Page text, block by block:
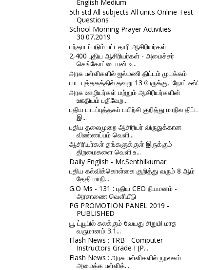
English Medium
5th std All subjects All units Online Test
Questions
School Morning Prayer Activities -
30.07.2019
பந்தாடப்படும் பட்டதாரி ஆசிரியர்கள்
2,400 புதிய ஆசிரியர்கள் - அமைச்சர்
செங்கோட்டையன் உ...
அரசு பள்ளிகளில் ஜல்மணி திட்டம் முடக்கம்
பாட புத்தகத்தில் தவறு 13 பேருக்கு, 'நோட்டீஸ்'
அரசு ஊழியர்கள் மற்றும் ஆசிரியர்களின்
ஊதியம் பதிவேற...
புதிய பாடப்புத்தகப் பயிற்சி குறித்து மாநில திட்ட
இ...
புதிய தலைமுறை ஆசிரியர் விருதுக்கான
விண்ணப்பம் வெளி...
ஆசிரியர்கள் தங்களுக்குள் இருக்கும்
திறமைகளை வெளி உ...
Daily English - Mr.Senthilkumar
புதிய கல்விக்கொள்கை குறித்து வரும் 8 ஆம்
தேதி மாநி...
G.O Ms - 131 : புதிய CEO நியமனம் -
அரசாணை வெளியீடு
PG PROMOTION PANEL 2019 -
PUBLISHED
யூ ட்யூபில் கலக்கும் 6வயது சிறுமி மாத
வருமானம் 3.1...
Flash News : TRB - Computer
Instructors Grade I (P...
Flash News : அரசு பள்ளிகளில் நூலகம்
அமைக்க பள்ளிக்...